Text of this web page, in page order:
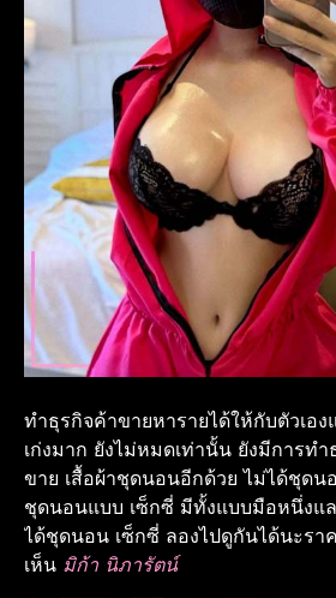
ทำธุรกิจค้าขายหารายได้ให้กับตัวเอ
เก่งมาก ยังไม่หมดเท่านั้น ยังมีการทำ
ขาย เสื้อผ้าชุดนอนอีกด้วย ไม่ได้ชุดน
ชุดนอนแบบ เซ็กซี่ มีทั้งแบบมือหนึ่งแ
ได้ชุดนอน เซ็กซี่ ลองไปดูกันได้นะรา
เห็น มิก้า นิภารัตน์